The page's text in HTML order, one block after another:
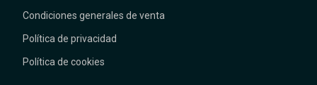
Condiciones generales de venta
Política de privacidad
Política de cookies